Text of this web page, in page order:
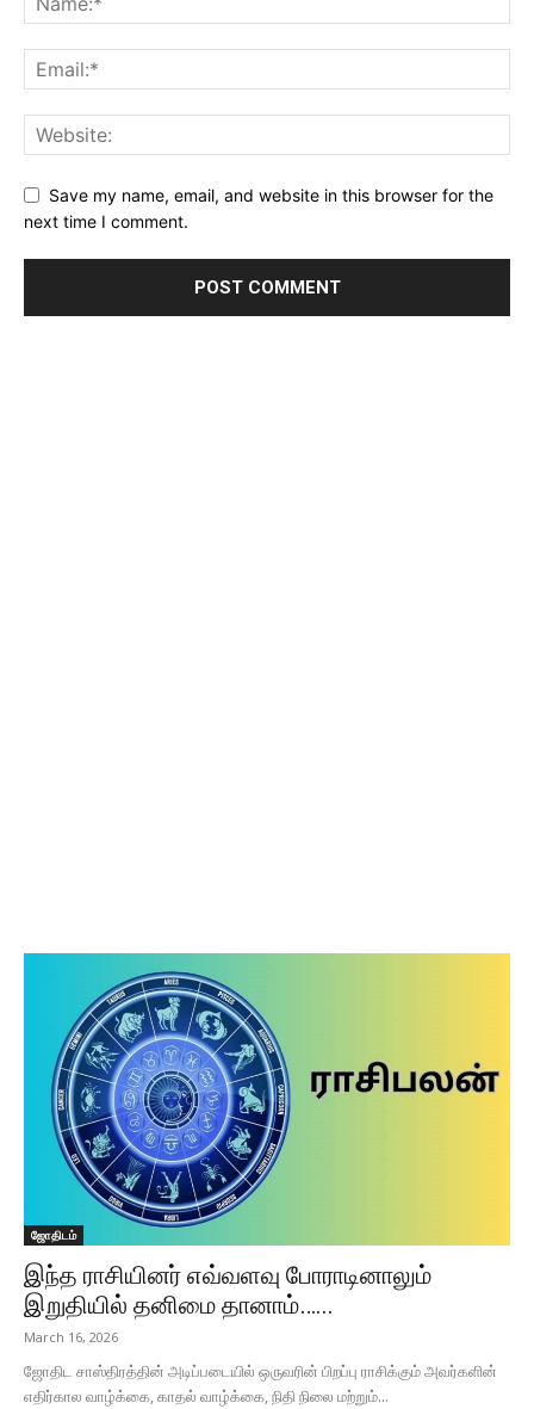
Save my name, email, and website in this browser for the
next time I comment.
ஜோதிடம்
இந்த ராசியினர் எவ்வளவு போராடினாலும்
இறுதியில் தனிமை தானாம்…...
March 16, 2026
ஜோதிட சாஸ்திரத்தின் அடிப்படையில் ஒருவரின் பிறப்பு ராசிக்கும் அவர்களின்
எதிர்கால வாழ்க்கை, காதல் வாழ்க்கை, நிதி நிலை மற்றும்...